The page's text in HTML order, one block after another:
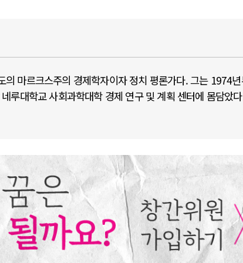
마르크스주의 경제학자이자 정치 평론가다. 그는 1974
루대학교 사회과학대학 경제 연구 및 계획 센터에 몸담았